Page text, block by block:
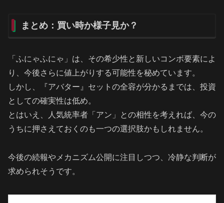
まとめ：買い時か様子見か？
「ふにゃふにゃ」は、その希少性と新しいコンボ要素によ
り、今後さらに値上がりする可能性を秘めています。
しかし、『アバター』セットの全容が分かるまでは、投資
としての確実性は低め。
とはいえ、人気統率者「アン」との相性を考えれば、今の
うちに押さえておくのも一つの選択肢かもしれません。
今後の続報やメカニズム公開に注目しつつ、冷静な判断が
求められそうです。